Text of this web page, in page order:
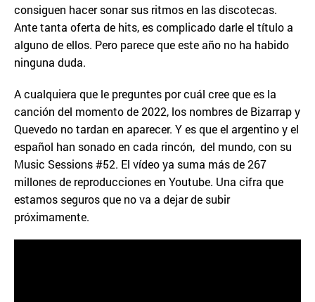
consiguen hacer sonar sus ritmos en las discotecas.
Ante tanta oferta de hits, es complicado darle el título a
alguno de ellos. Pero parece que este año no ha habido
ninguna duda.
A cualquiera que le preguntes por cuál cree que es la
canción del momento de 2022, los nombres de Bizarrap y
Quevedo no tardan en aparecer. Y es que el argentino y el
español han sonado en cada rincón, del mundo, con su
Music Sessions #52. El vídeo ya suma más de 267
millones de reproducciones en Youtube. Una cifra que
estamos seguros que no va a dejar de subir
próximamente.